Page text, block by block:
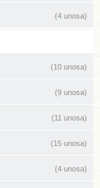
(4 unosa)
(10 unosa)
(9 unosa)
(11 unosa)
(15 unosa)
(4 unosa)